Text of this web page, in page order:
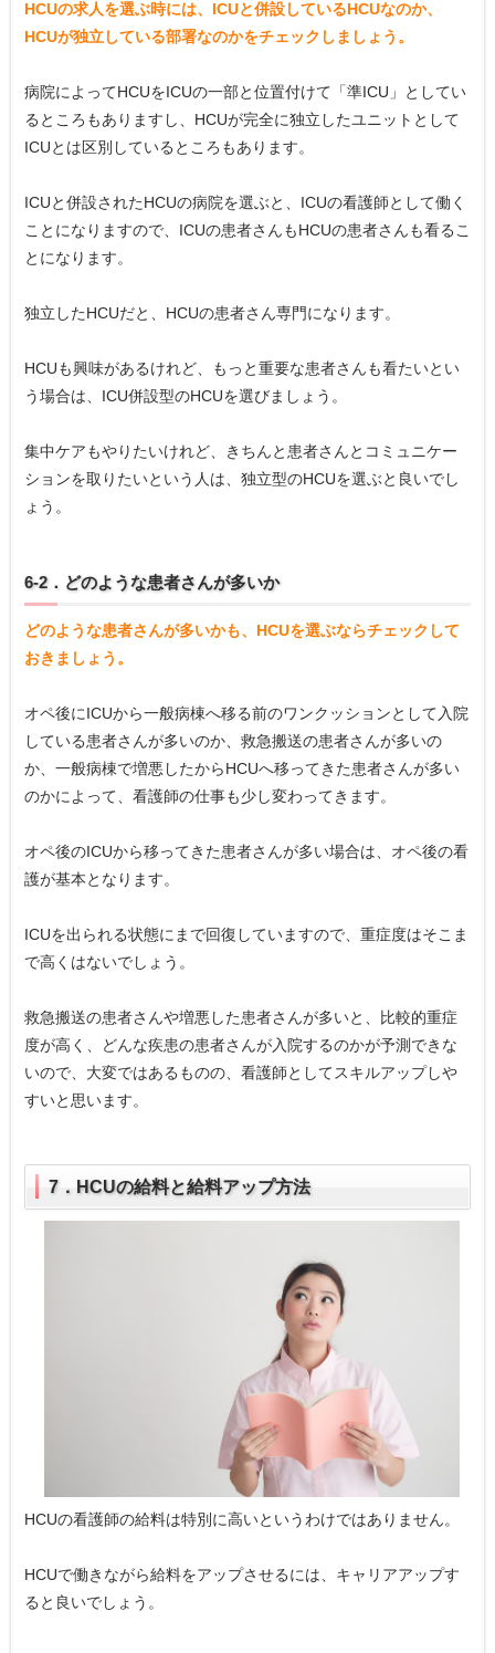
HCUの求人を選ぶ時には、ICUと併設しているHCUなのか、
HCUが独立している部署なのかをチェックしましょう。
病院によってHCUをICUの一部と位置付けて「準ICU」としてい
るところもありますし、HCUが完全に独立したユニットとして
ICUとは区別しているところもあります。
ICUと併設されたHCUの病院を選ぶと、ICUの看護師として働く
ことになりますので、ICUの患者さんもHCUの患者さんも看るこ
とになります。
独立したHCUだと、HCUの患者さん専門になります。
HCUも興味があるけれど、もっと重要な患者さんも看たいとい
う場合は、ICU併設型のHCUを選びましょう。
集中ケアもやりたいけれど、きちんと患者さんとコミュニケー
ションを取りたいという人は、独立型のHCUを選ぶと良いでし
ょう。
6-2．どのような患者さんが多いか
どのような患者さんが多いかも、HCUを選ぶならチェックして
おきましょう。
オペ後にICUから一般病棟へ移る前のワンクッションとして入院
している患者さんが多いのか、救急搬送の患者さんが多いの
か、一般病棟で増悪したからHCUへ移ってきた患者さんが多い
のかによって、看護師の仕事も少し変わってきます。
オペ後のICUから移ってきた患者さんが多い場合は、オペ後の看
護が基本となります。
ICUを出られる状態にまで回復していますので、重症度はそこま
で高くはないでしょう。
救急搬送の患者さんや増悪した患者さんが多いと、比較的重症
度が高く、どんな疾患の患者さんが入院するのかが予測できな
いので、大変ではあるものの、看護師としてスキルアップしや
すいと思います。
7．HCUの給料と給料アップ方法
HCUの看護師の給料は特別に高いというわけではありません。
HCUで働きながら給料をアップさせるには、キャリアアップす
ると良いでしょう。